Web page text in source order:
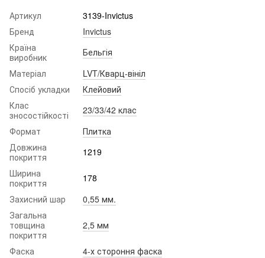
Артикул
3139-Invictus
Бренд
Invictus
Країна
виробник
Бельгія
Матеріал
LVT/Кварц-вініл
Спосіб укладки
Клейовий
Клас
зносостійкості
23/33/42 клас
Формат
Плитка
Довжина
покриття
1219
Ширина
покриття
178
Захисний шар
0,55 мм.
Загальна
товщина
покриття
2,5 мм
Фаска 4-х стороння фаска